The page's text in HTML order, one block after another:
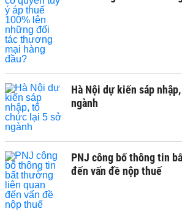
Hà Nội dự kiến sáp
ngành
PNJ công bố thông tin
đến vấn đề nộp thuế